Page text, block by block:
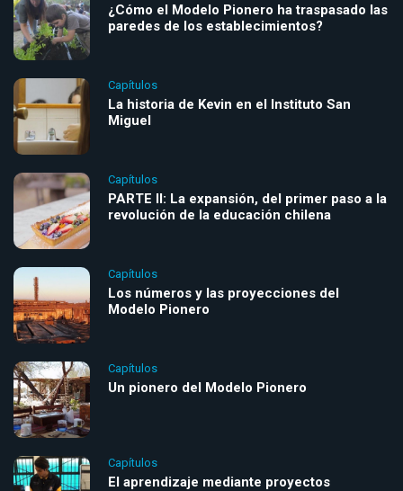
¿Cómo el Modelo Pionero ha traspasado las
paredes de los establecimientos?
Capítulos
La historia de Kevin en el Instituto San
Miguel
Capítulos
PARTE II: La expansión, del primer paso a la
revolución de la educación chilena
Capítulos
Los números y las proyecciones del
Modelo Pionero
Capítulos
Un pionero del Modelo Pionero
Capítulos
El aprendizaje mediante proyectos